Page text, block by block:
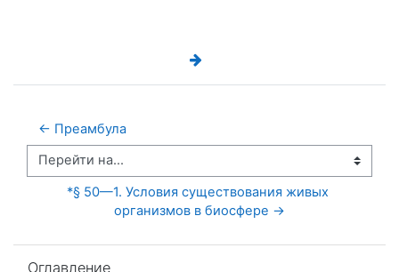
← Преамбула
Перейти на...
*§ 50—1. Условия существования живых
организмов в биосфере →
Оглавление